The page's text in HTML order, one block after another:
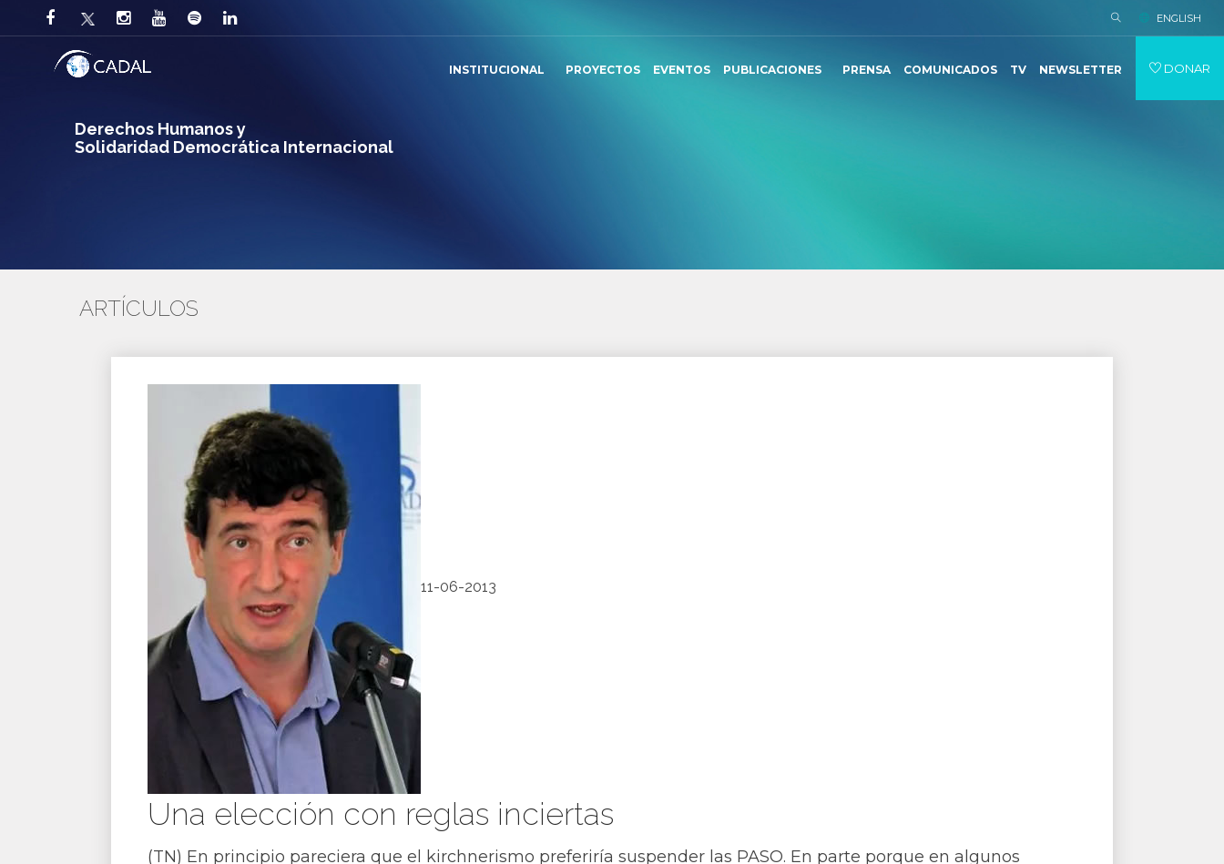
Derechos Humanos y
Solidaridad Democrática Internacional
ENGLISH
INSTITUCIONAL PROYECTOS EVENTOS PUBLICACIONES PRENSA COMUNICADOS TV NEWSLETTER DONAR
ARTÍCULOS
11-06-2013
Una elección con reglas inciertas
(TN) En principio pareciera que el kirchnerismo preferiría suspender las PASO. En parte porque en algunos